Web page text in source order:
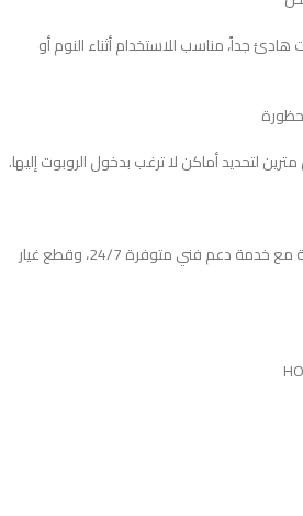
جداً، مناسب للاستخدام أثناء النوم أو
لتحديد أماكن لا ترغب بدخول الروبوت إليها.
تأتي المكنسة بضمان لمدة سنة مع خدمة دعم فني متوفرة 24/7، وقطع غيار